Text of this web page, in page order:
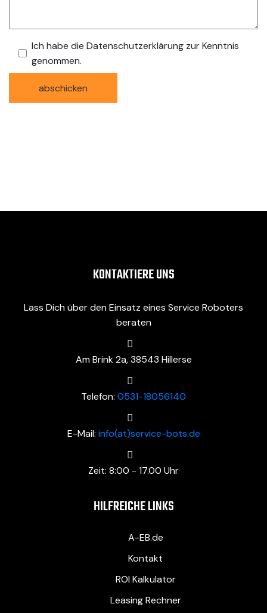
Ich habe die Datenschutzerklärung zur Kenntnis
genommen.
KONTAKTIERE UNS
Lass Dich über den Einsatz eines Service Roboters
beraten
Am Brink 2a, 38543 Hillerse
Telefon: 0531-18056140
E-Mail: info(at)service-bots.de
Zeit: 8:00 - 17.00 Uhr
HILFREICHE LINKS
A-EB.de
Kontakt
ROI Kalkulator
Leasing Rechner